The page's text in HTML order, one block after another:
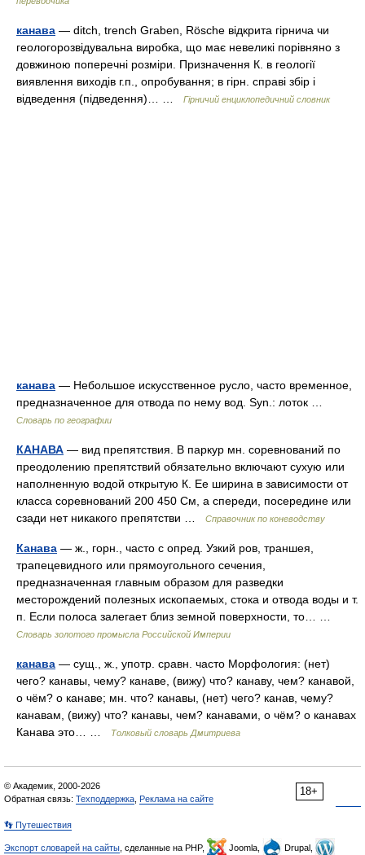
канава — ditch, trench Graben, Rösche відкрита гірнича чи
геологорозвідувальна виробка, що має невеликі порівняно з
довжиною поперечні розміри. Призначення К. в геології
виявлення виходів г.п., опробування; в гірн. справі збір і
відведення (підведення)… …
Гірничий енциклопедичний словник
канава — Небольшое искусственное русло, часто временное,
предназначенное для отвода по нему вод. Syn.: лоток …
Словарь по географии
КАНАВА — вид препятствия. В паркур мн. соревнований по
преодолению препятствий обязательно включают сухую или
наполненную водой открытую К. Ее ширина в зависимости от
класса соревнований 200 450 См, а спереди, посередине или
сзади нет никакого препятстви …
Справочник по коневодству
Канава — ж., горн., часто с опред. Узкий ров, траншея,
трапецевидного или прямоугольного сечения,
предназначенная главным образом для разведки
месторождений полезных ископаемых, стока и отвода воды и т.
п. Если полоса залегает близ земной поверхности, то… …
Словарь золотого промысла Российской Империи
канава — сущ., ж., употр. сравн. часто Морфология: (нет)
чего? канавы, чему? канаве, (вижу) что? канаву, чем? канавой,
о чём? о канаве; мн. что? канавы, (нет) чего? канав, чему?
канавам, (вижу) что? канавы, чем? канавами, о чём? о канавах
Канава это… …
Толковый словарь Дмитриева
18+
© Академик, 2000-2026
Обратная связь: Техподдержка Реклама на сайте
👣 Путешествия
Экспорт словарей на сайты , сделанные на PHP, Joomla,
Drupal,